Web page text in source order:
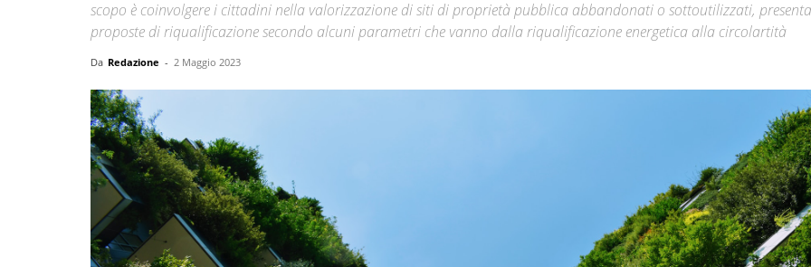
Città
scopo è coinvolgere i cittadini nella valorizzazione di siti di proprietà pubblica abbandonati o sottoutilizzati,
proposte di riqualificazione secondo alcuni parametri che vanno dalla riqualificazione energetica alla circolartità
Da Redazione - 2 Maggio 2023